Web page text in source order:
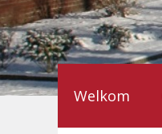
Welkom